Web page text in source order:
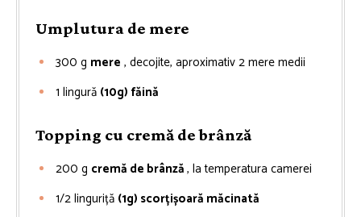
Umplutura de mere
300 g mere , decojite, aproximativ 2 mere medii
1 lingură (10g) făină
Topping cu cremă de brânză
200 g cremă de brânză, la temperatura camerei
1/2linguriță (1g) scorțișoară măcinată